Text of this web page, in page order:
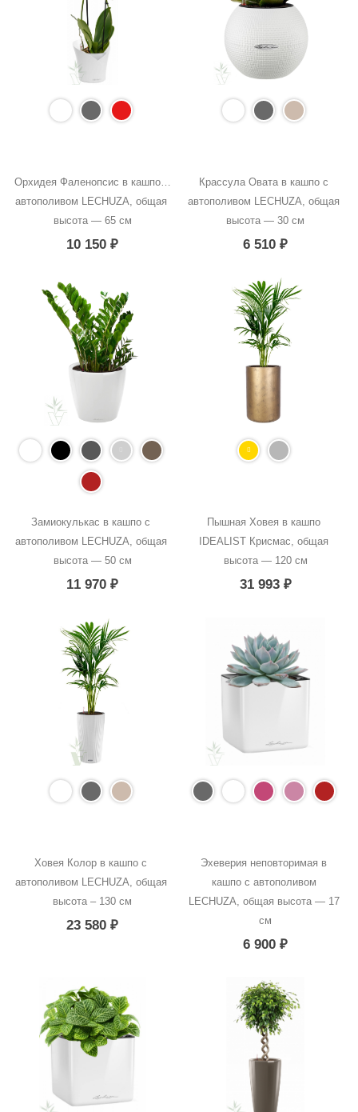
Орхидея Фаленопсис в кашпо с
автополивом LECHUZA, общая
высота — 65 см
10 150₽
Крассула Овата в кашпо с
автополивом LECHUZA, общая
высота — 30 см
6 510₽
Замиокулькас в кашпо с
автополивом LECHUZA, общая
высота — 50 см
11 970₽
Пышная Ховея в кашпо
IDEALIST Крисмас, общая
высота — 120 см
31 993 ₽
Ховея Колор в кашпо с
автополивом LECHUZA, общая
высота – 130 см
23 580₽
Эхеверия неповторимая в
кашпо с автополивом
LECHUZA, общая высота — 17
см
6 900₽